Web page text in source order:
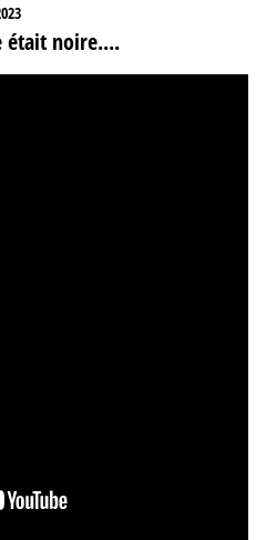
était noire....